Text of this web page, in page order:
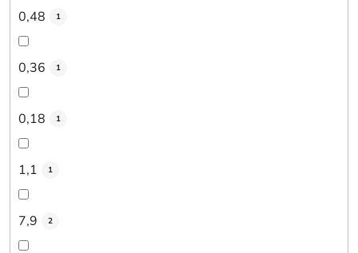
0,48 1
0,36 1
0,18 1
1,1 1
7,9 2